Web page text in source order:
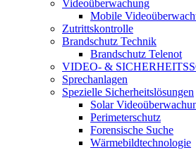
Videoüberwachung
Mobile
Zutrittskontrolle
Brandschutz Technik
Brandschutz Telenot
VIDEO- &
Sprechanlagen
Spezielle Sicherheitslösungen
Solar
Perimeterschutz
Forensische Suche
Wärmebildtechnologie